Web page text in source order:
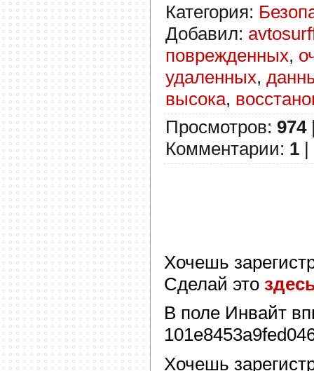
Категория:
Добавил:
поврежденных,
удаленных,
высока,
Просмотров: 974
Комментарии: 1 |
Хочешь
Сделай это
В поле Инвайт
Хочешь